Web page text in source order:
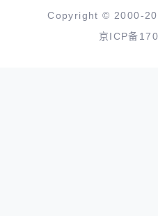
Copyright © 2000-
京ICP备